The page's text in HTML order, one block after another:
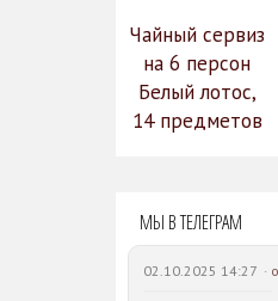
Чайный сервиз
на 6 персон
Белый лотос,
14 предметов
742 руб.
МЫ В ТЕЛЕГРАМ
02.10.2025 14:27 ·